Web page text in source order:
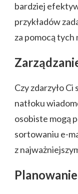
bardziej
przykładów
za pomocą tych
Czy zdarzyło
natłoku
osobiste mogą
sortowaniu e-
z